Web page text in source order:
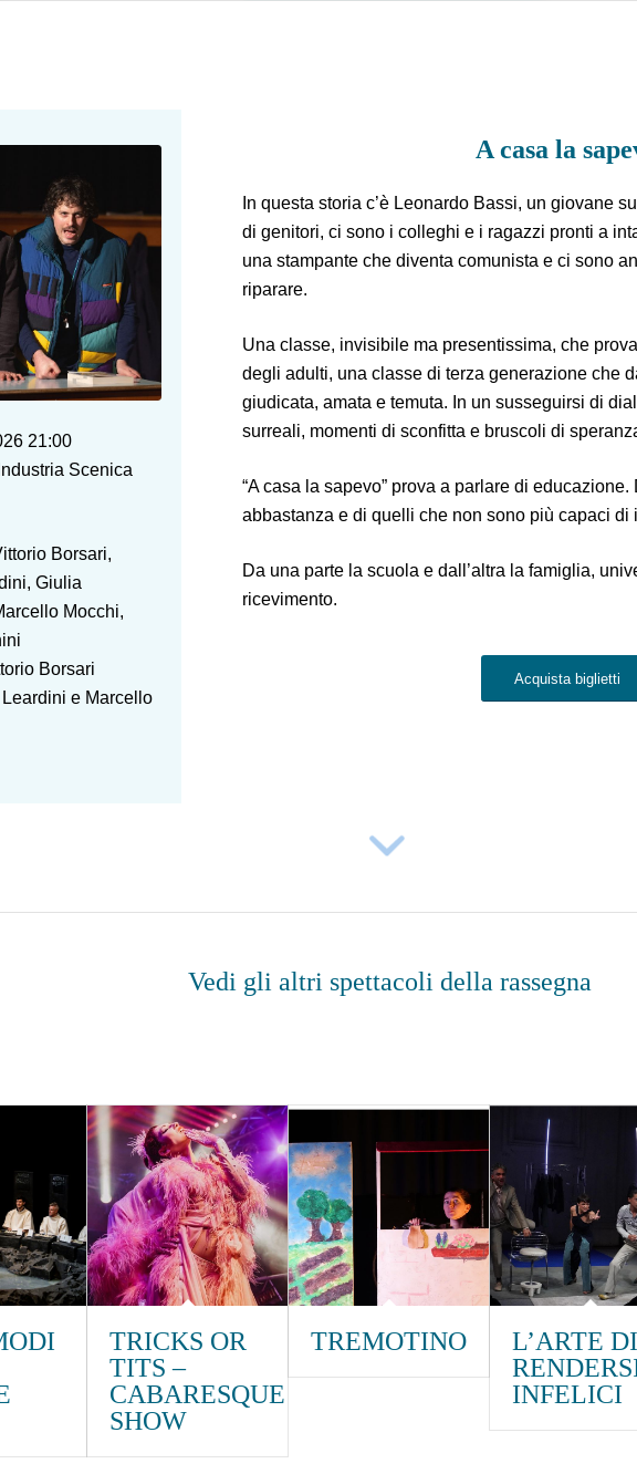
21:00
Scenica
Borsari,
Giulia
Mocchi,
Borsari
Leardini e Marcello
A casa la
In questa storia c’è Leonardo Bassi, un giovane
di genitori, ci sono i colleghi e i ragazzi pronti a
una stampante che diventa comunista e ci sono
riparare.
Una classe, invisibile ma presentissima, che
degli adulti, una classe di terza generazione che
giudicata, amata e temuta. In un susseguirsi di
surreali, momenti di sconfitta e bruscoli di
“A casa la sapevo” prova a parlare di
abbastanza e di quelli che non sono più capaci di
Da una parte la scuola e dall’altra la famiglia,
ricevimento.
Acquista biglietti
Vedi gli altri spettacoli della rassegna
TRICKS OR
TITS –
CABARESQUE
SHOW
TREMOTINO
L’ARTE DI
INFELICI